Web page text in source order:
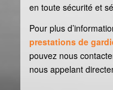
en toute sécurité et
Pour plus
prestations de
pouvez nous
nous appelant